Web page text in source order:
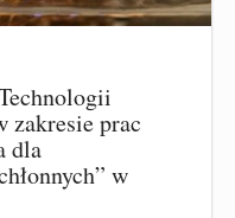
zakresie prac
dla
w